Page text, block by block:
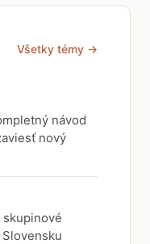
Všetky témy →
návod
nový
skupinové